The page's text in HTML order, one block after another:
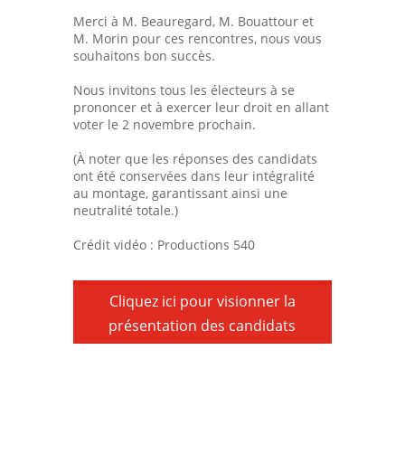
Merci à M. Beauregard, M. Bouattour et
M. Morin pour ces rencontres, nous vous
souhaitons bon succès.
Nous invitons tous les électeurs à se
prononcer et à exercer leur droit en allant
voter le 2 novembre prochain.
(À noter que les réponses des candidats
ont été conservées dans leur intégralité
au montage, garantissant ainsi une
neutralité totale.)
Crédit vidéo : Productions 540
Cliquez ici pour visionner la
présentation des candidats